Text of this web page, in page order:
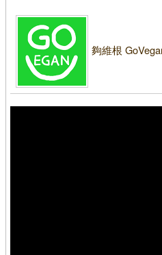
夠維根